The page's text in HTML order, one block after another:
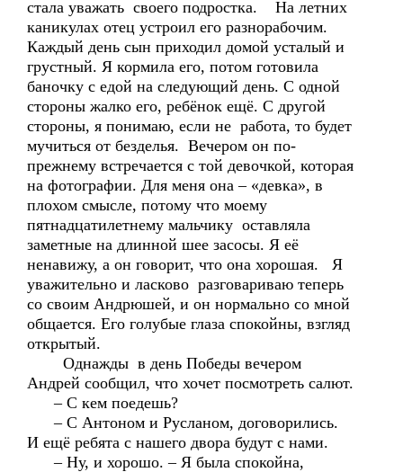
стала уважать своего подростка. На летних
каникулах отец устроил его разнорабочим.
Каждый день сын приходил домой усталый и
грустный. Я кормила его, потом готовила
баночку с едой на следующий день. С одной
стороны жалко его, ребёнок ещё. С другой
стороны, я понимаю, если не работа, то будет
мучиться от безделья. Вечером он по-
прежнему встречается с той девочкой, которая
на фотографии. Для меня она – «девка», в
плохом смысле, потому что моему
пятнадцатилетнему мальчику оставляла
заметные на длинной шее засосы. Я её
ненавижу, а он говорит, что она хорошая. Я
уважительно и ласково разговариваю теперь
со своим Андрюшей, и он нормально со мной
общается. Его голубые глаза спокойны, взгляд
открытый.
Однажды в день Победы вечером
Андрей сообщил, что хочет посмотреть салют.
– С кем поедешь?
– С Антоном и Русланом, договорились.
И ещё ребята с нашего двора будут с нами.
– Ну, и хорошо. – Я была спокойна,